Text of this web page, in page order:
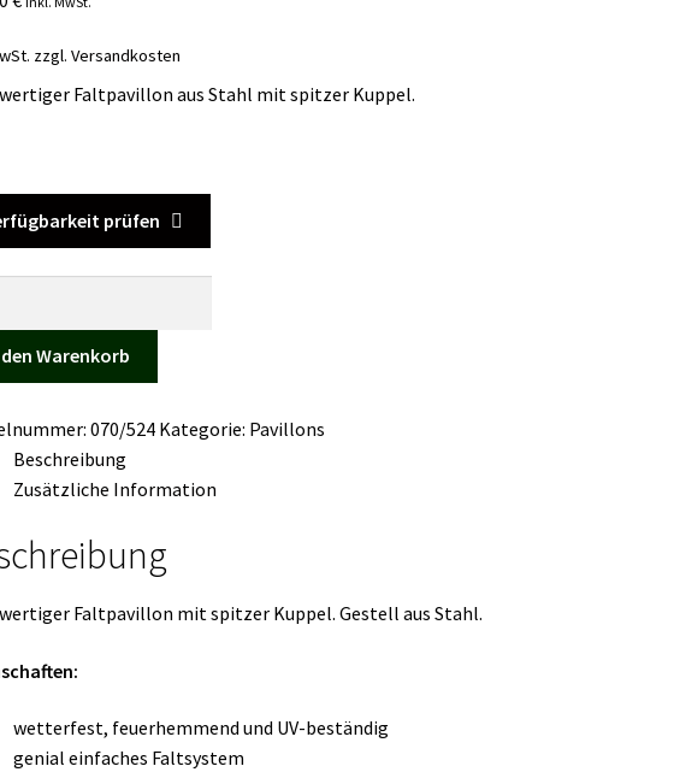
zzgl. Versandkosten
Faltpavillon aus Stahl mit spitzer Kuppel.
prüfen
Warenkorb
070/524 Kategorie: Pavillons
Beschreibung
Zusätzliche Information
Faltpavillon mit spitzer Kuppel. Gestell aus Stahl.
wetterfest, feuerhemmend und UV-beständig
genial einfaches Faltsystem